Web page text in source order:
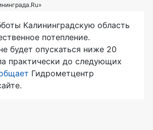
Калининградскую область
потепление.
будет опускаться ниже 20
практически до следующих
Гидрометцентр